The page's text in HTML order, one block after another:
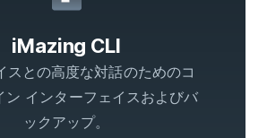
iMazing CLI
スとの高度な対話のためのコ
ン インターフェイスおよびバ
ックアップ。